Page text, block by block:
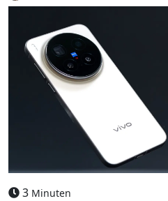
3 Minuten